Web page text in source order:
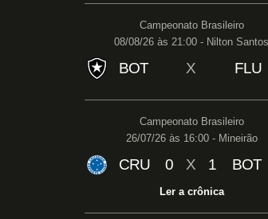
Campeonato Brasileiro
08/08/26 às 21:00 - Nilton Santos
BOT X FLU
Campeonato Brasileiro
26/07/26 às 16:00 - Mineirão
CRU 0 X 1 BOT
Ler a crônica